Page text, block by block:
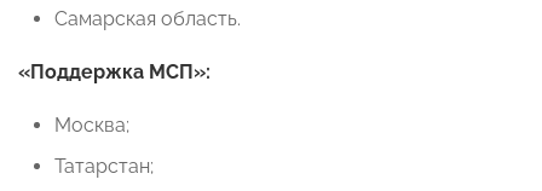
Самарская область.
«Поддержка МСП»:
Москва;
Татарстан;